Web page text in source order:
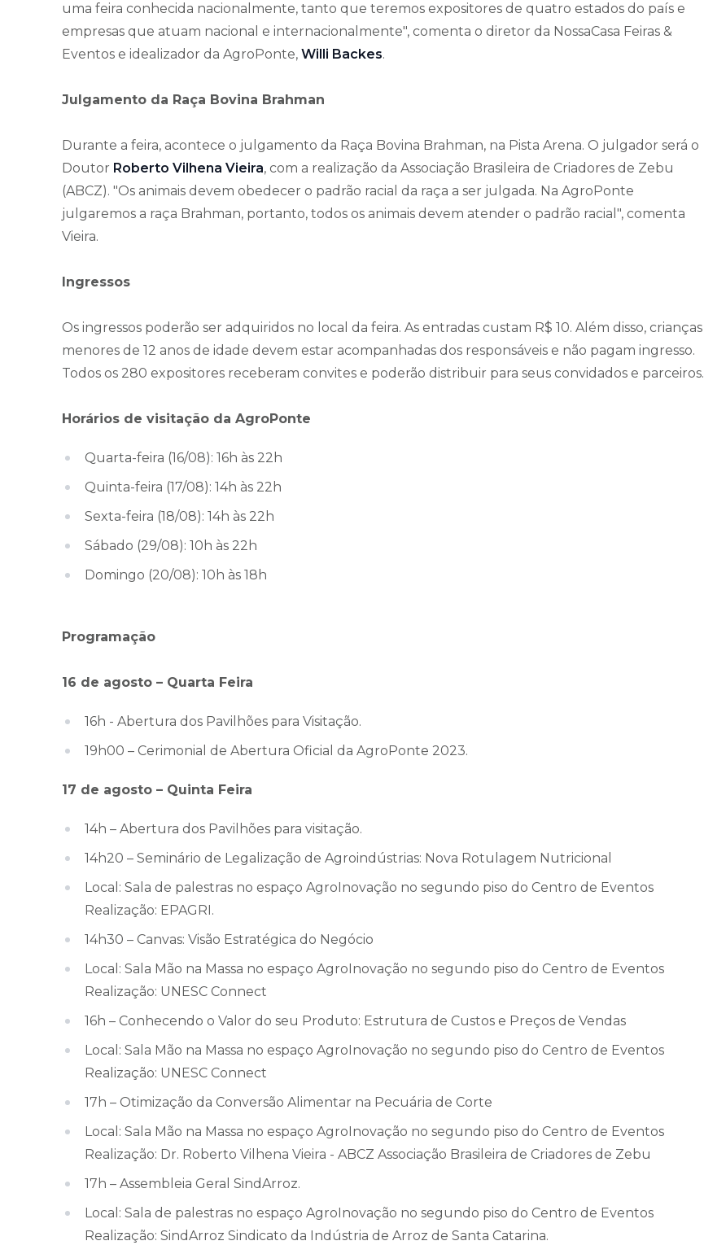
uma feira conhecida nacionalmente, tanto que teremos expositores de quatro estados do país e
empresas que atuam nacional e internacionalmente", comenta o diretor da NossaCasa Feiras &
Eventos e idealizador da AgroPonte, Willi Backes.
Julgamento da Raça Bovina Brahman
Durante a feira, acontece o julgamento da Raça Bovina Brahman, na Pista Arena. O julgador será o
Doutor Roberto Vilhena Vieira, com a realização da Associação Brasileira de Criadores de Zebu
(ABCZ). "Os animais devem obedecer o padrão racial da raça a ser julgada. Na AgroPonte
julgaremos a raça Brahman, portanto, todos os animais devem atender o padrão racial", comenta
Vieira.
Ingressos
Os ingressos poderão ser adquiridos no local da feira. As entradas custam R$ 10. Além disso, crianças
menores de 12 anos de idade devem estar acompanhadas dos responsáveis e não pagam ingresso.
Todos os 280 expositores receberam convites e poderão distribuir para seus convidados e parceiros.
Horários de visitação da AgroPonte
Quarta-feira (16/08): 16h às 22h
Quinta-feira (17/08): 14h às 22h
Sexta-feira (18/08): 14h às 22h
Sábado (29/08): 10h às 22h
Domingo (20/08): 10h às 18h
Programação
16 de agosto – Quarta Feira
16h - Abertura dos Pavilhões para Visitação.
19h00 – Cerimonial de Abertura Oficial da AgroPonte 2023.
17 de agosto – Quinta Feira
14h – Abertura dos Pavilhões para visitação.
14h20 – Seminário de Legalização de Agroindústrias: Nova Rotulagem Nutricional
Local: Sala de palestras no espaço AgroInovação no segundo piso do Centro de Eventos
Realização: EPAGRI.
14h30 – Canvas: Visão Estratégica do Negócio
Local: Sala Mão na Massa no espaço AgroInovação no segundo piso do Centro de Eventos
Realização: UNESC Connect
16h – Conhecendo o Valor do seu Produto: Estrutura de Custos e Preços de Vendas
Local: Sala Mão na Massa no espaço AgroInovação no segundo piso do Centro de Eventos
Realização: UNESC Connect
17h – Otimização da Conversão Alimentar na Pecuária de Corte
Local: Sala Mão na Massa no espaço AgroInovação no segundo piso do Centro de Eventos
Realização: Dr. Roberto Vilhena Vieira - ABCZ Associação Brasileira de Criadores de Zebu
17h – Assembleia Geral SindArroz.
Local: Sala de palestras no espaço AgroInovação no segundo piso do Centro de Eventos
Realização: SindArroz Sindicato da Indústria de Arroz de Santa Catarina.